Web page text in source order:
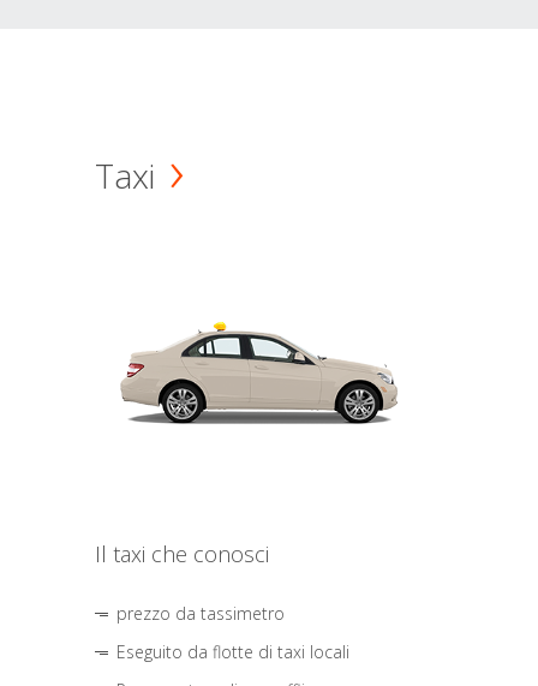
Taxi
Il taxi che conosci
prezzo da tassimetro
Eseguito da flotte di taxi locali